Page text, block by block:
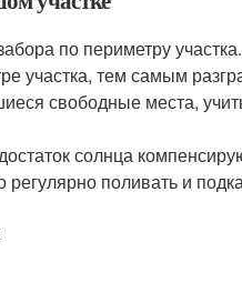
по периметру участка.
участка, тем самым
свободные места,
солнца
поливать и